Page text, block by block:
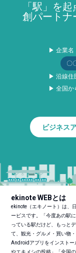
「駅」を
創パートナ
▶ 企業名
〇
▶ 沿線住
▶ 全国か
ビジネス
ekinote WEBとは
ekinote（エキノート）は、
ービスです。「今度あの駅
っている駅だけど、もっと
て、観光・グルメ・買い物
Androidアプリをインストー
やエキメシの投稿」「全国